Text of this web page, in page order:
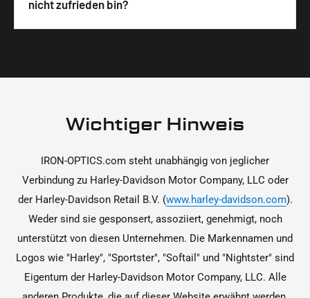
unterstützen dich dabei, die Teile sicher und
korrekt an deinem Motorrad zu installieren.
nicht zufrieden bin?
Ja, du kannst die Teile innerhalb von 14 Tagen
Rücksendung findest du in unseren
Wichtiger Hinweis
IRON-OPTICS.com steht unabhängig von jeglicher
Verbindung zu Harley-Davidson Motor Company, LLC oder
der Harley-Davidson Retail B.V. (www.harley-davidson.com).
Weder sind sie gesponsert, assoziiert, genehmigt, noch
unterstützt von diesen Unternehmen. Die Markennamen und
Logos wie "Harley", "Sportster", "Softail" und "Nightster" sind
Eigentum der Harley-Davidson Motor Company, LLC. Alle